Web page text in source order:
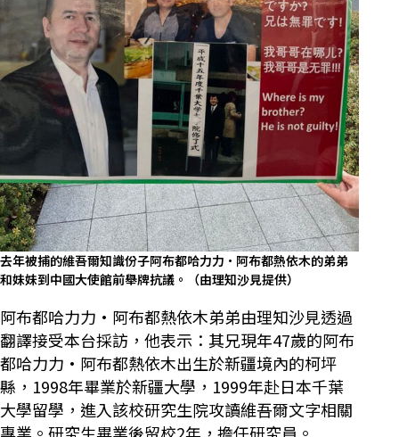
去年被捕的維吾爾知識份子阿布都哈力力·阿布都熱依木的弟弟
和妹妹到中國大使館前舉牌抗議。（由理知沙見提供）
阿布都哈力力·阿布都熱依木弟弟由理知沙見透過
翻譯接受本台採訪，他表示：其兄現年47歲的阿布
都哈力力·阿布都熱依木出生於新疆境內的柯坪
縣，1998年畢業於新疆大學，1999年赴日本千葉
大學留學，進入該校研究生院攻讀維吾爾文字相關